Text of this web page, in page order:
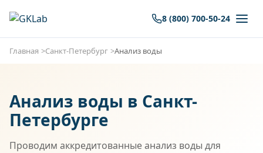
8 (800) 700-50-24
Главная Санкт-Петербург Анализ воды
Анализ воды в Санкт-
Петербурге
Проводим аккредитованные анализ воды для